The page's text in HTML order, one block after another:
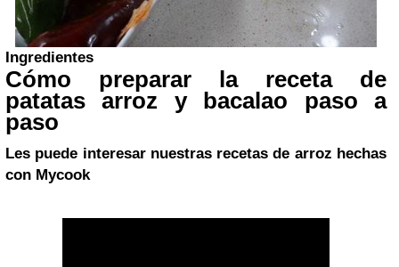
Ingredientes
Cómo preparar la receta de
patatas arroz y bacalao paso a
paso
Les puede interesar nuestras recetas de arroz hechas
con Mycook